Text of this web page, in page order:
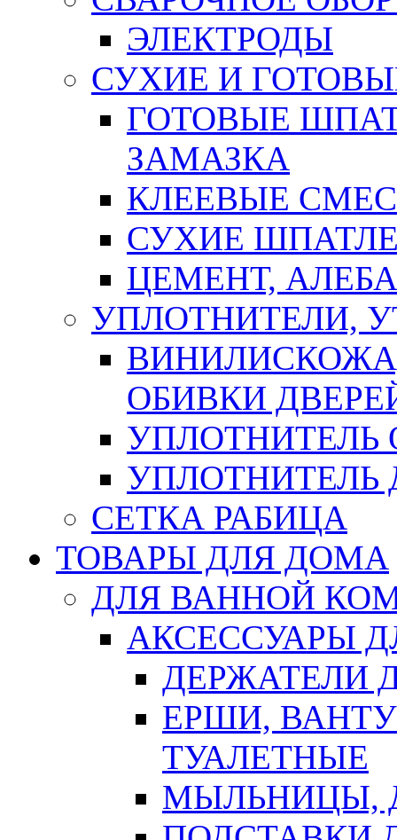
ЭЛЕКТРОДЫ
СУХИЕ И
ГОТОВЫЕ
ЗАМАЗКА
КЛЕЕВЫЕ
СУХИЕ
ЦЕМЕНТ,
УПЛОТНИТЕЛИ,
ОБИВКИ
УПЛОТНИТЕЛЬ
СЕТКА РАБИЦА
ТОВАРЫ ДЛЯ ДОМА
ДЛЯ ВАННОЙ
АКСЕССУАРЫ
ДЕРЖАТЕЛИ
ЕРШИ,
ТУАЛЕТНЫЕ
МЫЛЬНИЦЫ,